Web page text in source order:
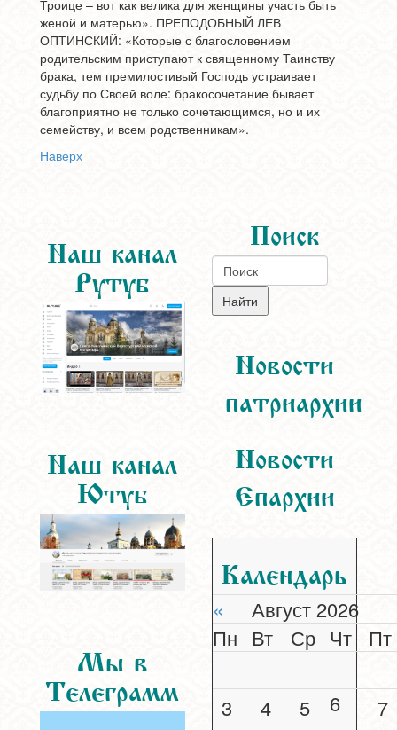
Троице – вот как велика для женщины участь быть
женой и матерью». ПРЕПОДОБНЫЙ ЛЕВ
ОПТИНСКИЙ: «Которые с благословением
родительским приступают к священному Таинству
брака, тем премилостивый Господь устраивает
судьбу по Своей воле: бракосочетание бывает
благоприятно не только сочетающимся, но и их
семейству, и всем родственникам».
Наверх
Наш канал
Рутуб
Наш канал
Ютуб
Мы в
Телеграмм
Поиск
Новости
патриархии
Новости
Епархии
Календарь
«
Август 2026
Пн Вт Ср Чт Пт
3 4 5 6
7